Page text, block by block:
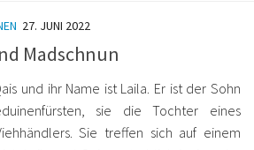
27. JUNI 2022
Madschnun
und ihr Name ist Laila. Er ist der Sohn
sie die Tochter eines
Sie treffen sich auf einem